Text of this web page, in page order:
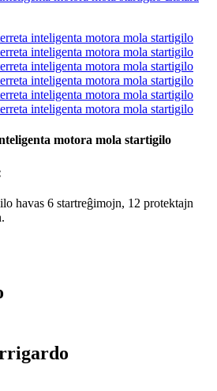
motora mola startigilo
havas 6 startreĝimojn, 12 protektajn